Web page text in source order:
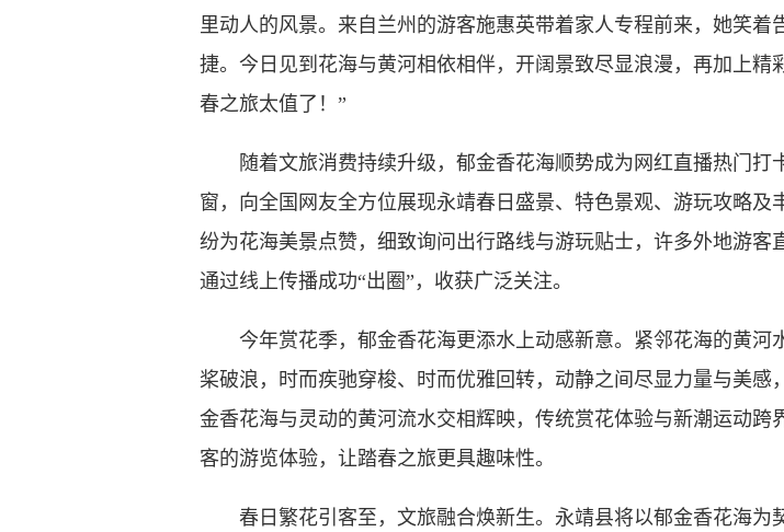
里动人的风景。来自兰州的游客施惠英带着家人专程前来，她笑
捷。今日见到花海与黄河相依相伴，开阔景致尽显浪漫，再加上
春之旅太值了！”
随着文旅消费持续升级，郁金香花海顺势成为网红直播热门打
窗，向全国网友全方位展现永靖春日盛景、特色景观、游玩攻略
纷为花海美景点赞，细致询问出行路线与游玩贴士，许多外地游
通过线上传播成功“出圈”，收获广泛关注。
今年赏花季，郁金香花海更添水上动感新意。紧邻花海的黄河
桨破浪，时而疾驰穿梭、时而优雅回转，动静之间尽显力量与美
金香花海与灵动的黄河流水交相辉映，传统赏花体验与新潮运动
客的游览体验，让踏春之旅更具趣味性。
春日繁花引客至，文旅融合焕新生。永靖县将以郁金香花海为